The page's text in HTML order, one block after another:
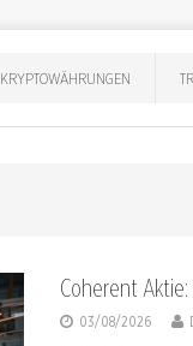
KRYPTOWÄHRUNGEN
Coherent
03/08/2026